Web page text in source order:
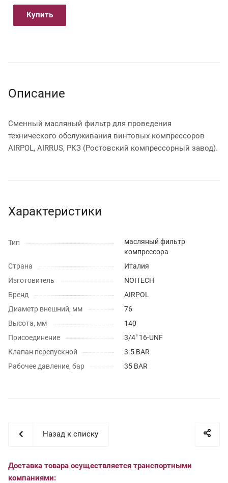
Купить
Описание
Сменный масляный фильтр для проведения
технического обслуживания винтовых компрессоров
AIRPOL, AIRRUS, РКЗ (Ростовский компрессорный завод).
Характеристики
Тип
масляный фильтр
компрессора
Страна
Италия
Изготовитель
NOITECH
Бренд
AIRPOL
Диаметр внешний, мм
76
Высота, мм
140
Присоединение
3/4" 16-UNF
Клапан перепускной
3.5 BAR
Рабочее давление, бар
35 BAR
Назад к списку
Доставка товара осуществляется транспортными
компаниями: